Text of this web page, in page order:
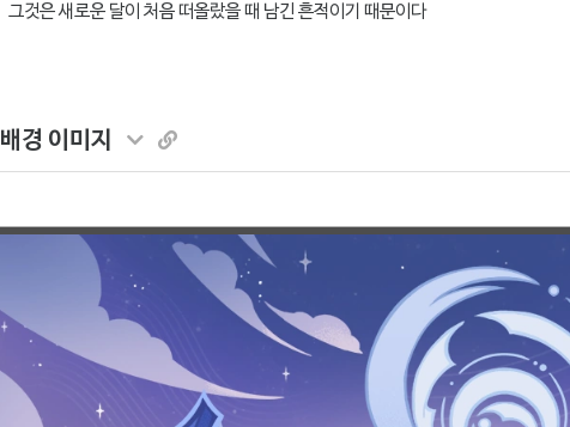
그것은 새로운 달이 처음 떠올랐을 때 남긴 흔적이기 때문이다
배경 이미지